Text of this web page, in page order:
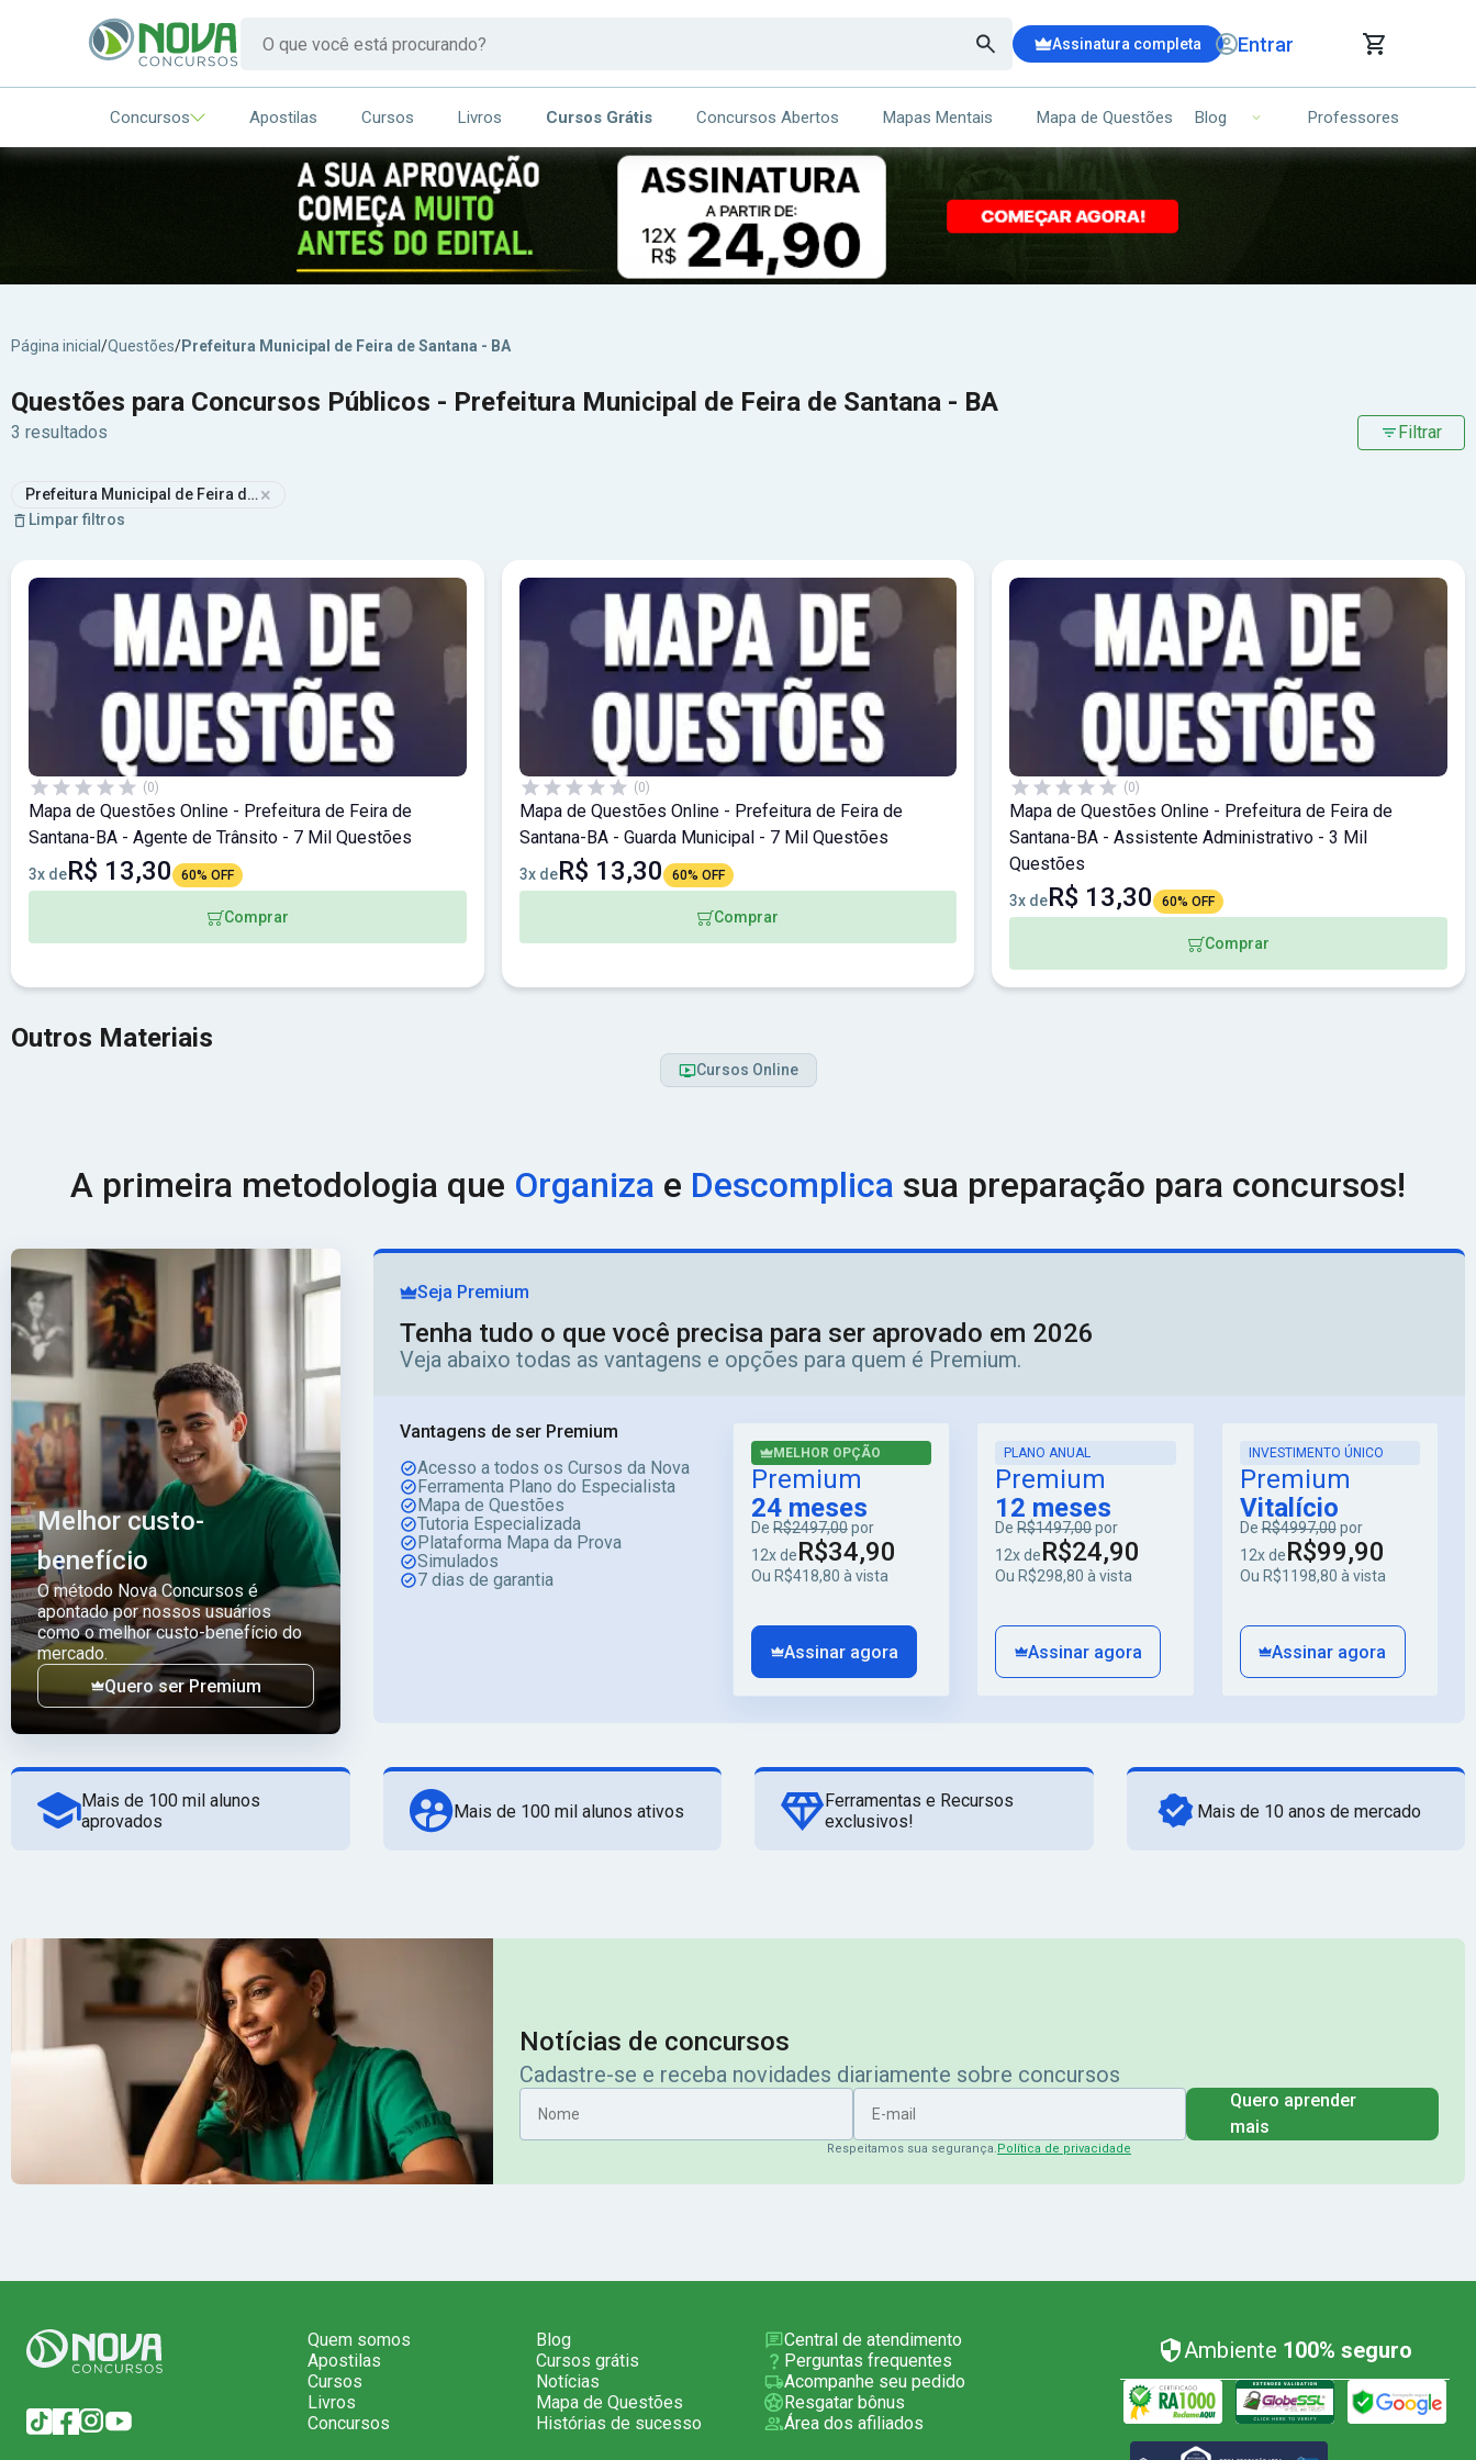
Assinatura completa Entrar
CARRINHO DE COMPRAS
ITENS (00)
Ops!
Seu carrinho ainda está vazio.
Concursos Apostilas Cursos Livros Cursos Grátis Concursos Abertos Mapas Mentais Mapa de Questões Blog Professores
Página inicial /Questões/Prefeitura Municipal de Feira de Santana - BA
Questões para Concursos Públicos - Prefeitura Municipal de Feira de Santana - BA
3 resultados Filtrar
Prefeitura Municipal de Feira de Santana - BA
×
Limpar filtros
(0)
Mapa de Questões Online - Prefeitura de Feira de
Santana-BA - Agente de Trânsito - 7 Mil Questões
3x deR$ 13,30 60% OFF
Comprar
(0)
Mapa de Questões Online - Prefeitura de Feira de
Santana-BA - Guarda Municipal - 7 Mil Questões
3x deR$ 13,30 60% OFF
Comprar
(0)
Mapa de Questões Online - Prefeitura de Feira de
Santana-BA - Assistente Administrativo - 3 Mil
Questões
3x deR$ 13,30 60% OFF
Comprar
Outros Materiais
Cursos Online
A primeira metodologia que Organiza e Descomplica sua preparação para concursos!
Melhor custo-
benefício
O método Nova Concursos é
apontado por nossos usuários
como o melhor custo-benefício do
mercado.
Quero ser Premium
Seja Premium
Tenha tudo o que você precisa para ser aprovado em 2026
Veja abaixo todas as vantagens e opções para quem é Premium.
Vantagens de ser Premium
Acesso a todos os Cursos da Nova
Ferramenta Plano do Especialista
Mapa de Questões
Tutoria Especializada
Plataforma Mapa da Prova
Simulados
7 dias de garantia
MELHOR OPÇÃO
Premium
24 meses
De R$2497,00por
12x deR$34,90
Ou R$418,80 à vista
Assinar agora
PLANO ANUAL
Premium
12 meses
DeR$1497,00por
12x deR$24,90
Ou R$298,80 à vista
Assinar agora
INVESTIMENTO ÚNICO
Premium
Vitalício
DeR$4997,00por
12x deR$99,90
Ou R$1198,80 à vista
Assinar agora
Mais de 100 mil alunos
aprovados
Mais de 100 mil alunos ativos
Ferramentas e Recursos
exclusivos!
Mais de 10 anos de mercado
Notícias de concursos
Cadastre-se e receba novidades diariamente sobre concursos
Nome
E-mail
Quero aprender
mais
Respeitamos sua segurança.Política de privacidade
Quem somos
Apostilas
Cursos
Livros
Concursos
Blog
Cursos grátis
Notícias
Mapa de Questões
Histórias de sucesso
Central de atendimento
Perguntas frequentes
Acompanhe seu pedido
Resgatar bônus
Área dos afiliados
Ambiente 100% seguro